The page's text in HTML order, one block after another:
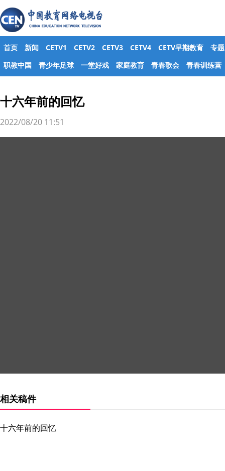
首页 新闻 CETV1 CETV2 CETV3 CETV4 CETV早期教育
专题
职教中国
青少年足球 一堂好戏 家庭教育 青春歌会 青春训练营
十六年前的回忆
2022/08/20 11:51
相关稿件
十六年前的回忆